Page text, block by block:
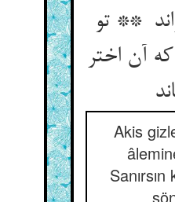
** تو
آن اختر
Akis
Sanırsın